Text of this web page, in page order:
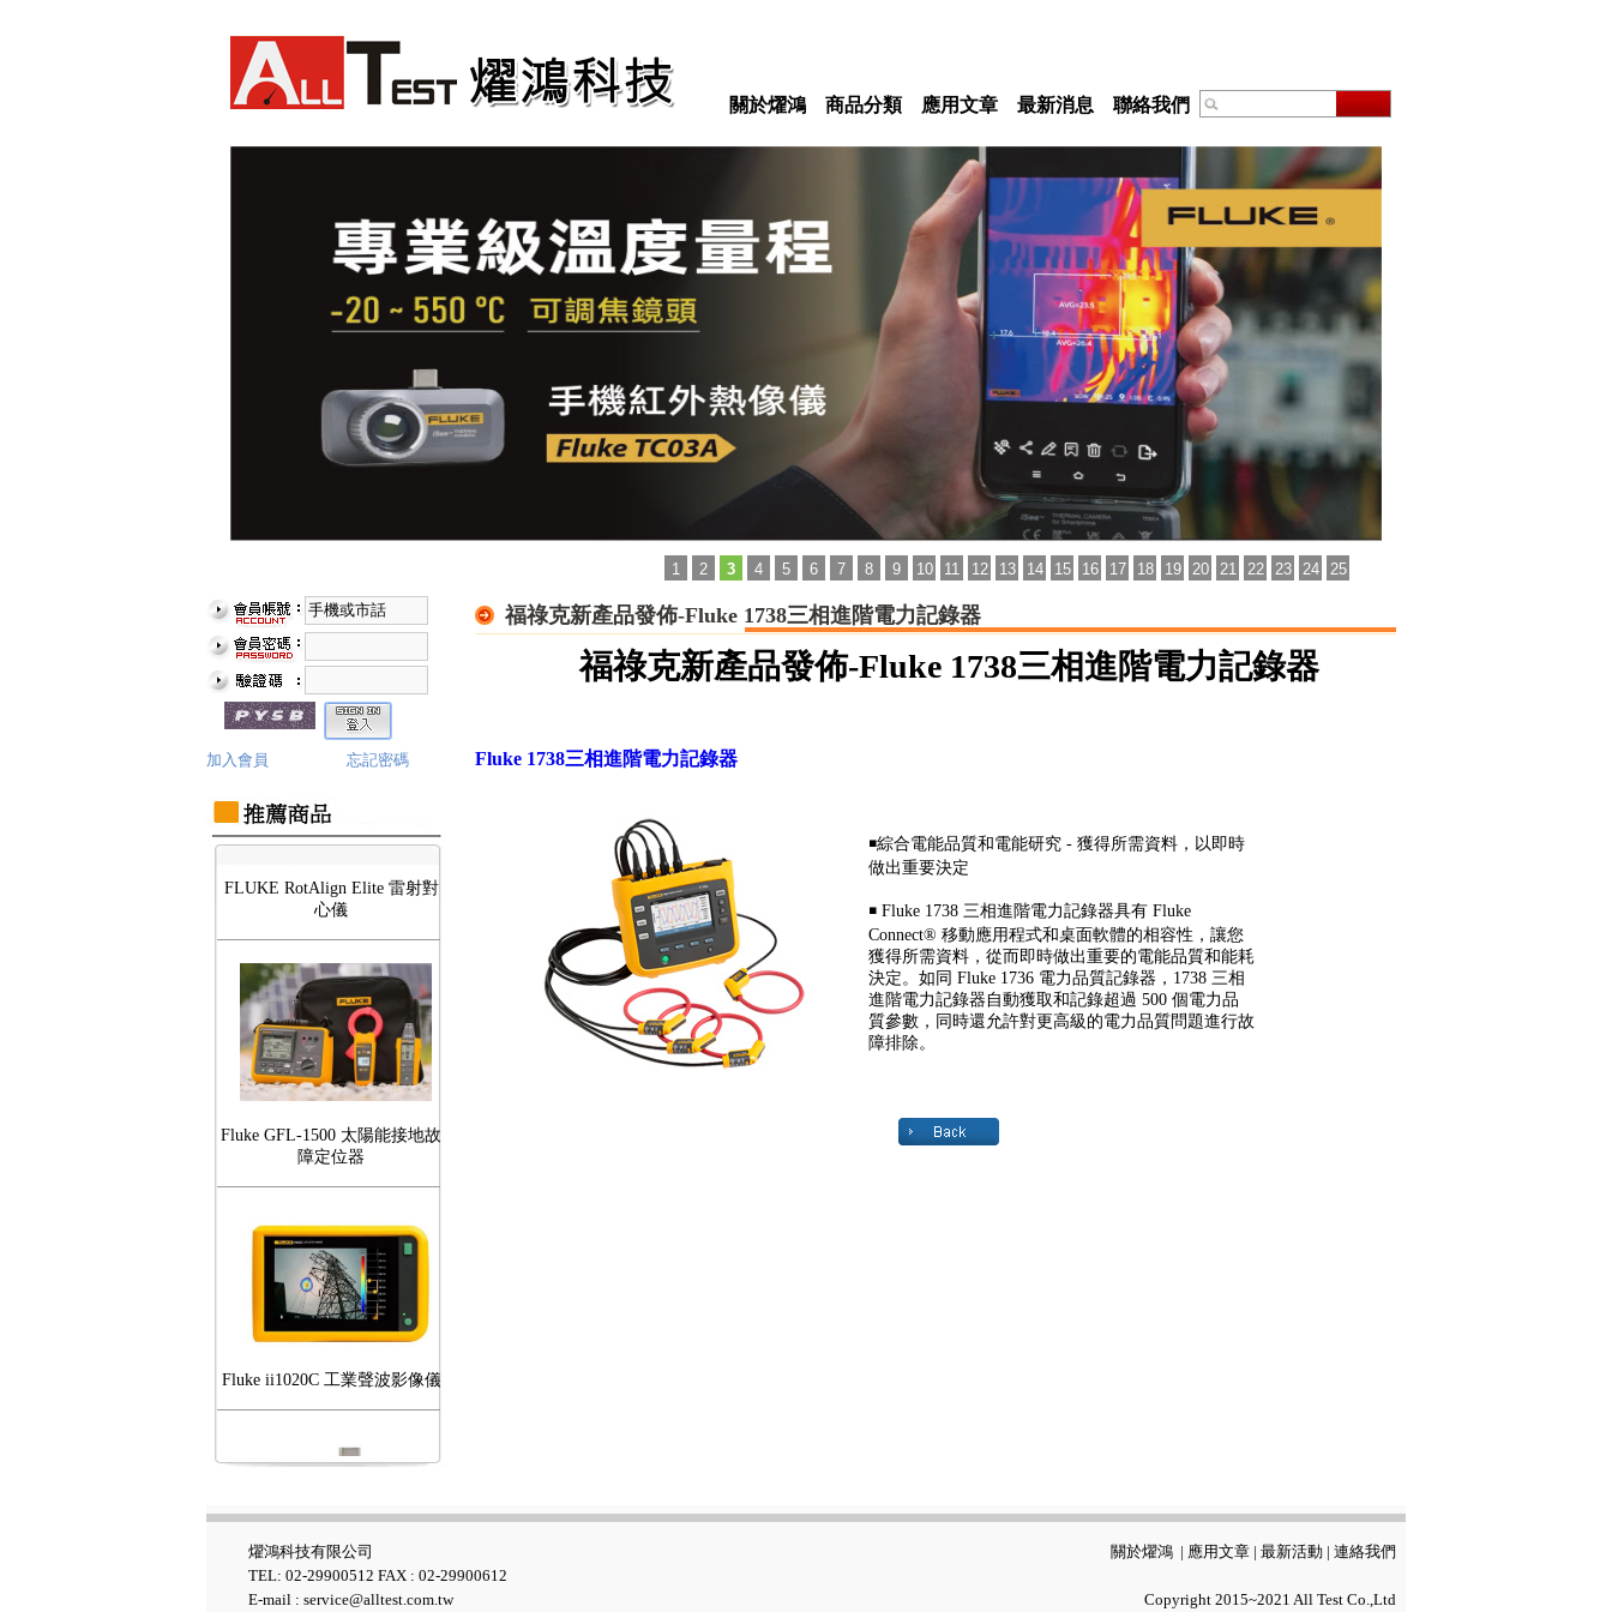
關於燿鴻 商品分類 應用文章 最新消息 聯絡我們
1 2 3 4 5 6 7 8 9 10 11 12 13 14 15 16 17 18 19 20 21 22 23 24 25
加入會員 忘記密碼
Fluke TiS75 PRO 紅外線熱影像
Fluke TiS55 PRO 紅外線熱影像
儀
心儀
障定位器
Fluke iSee™ 手機型紅外線熱影
像儀 - TC03A/TC03A PRO
福祿克新產品發佈-Fluke 1738三相進階電力記錄器
福祿克新產品發佈-Fluke 1738三相進階電力記錄器
Fluke 1738三相進階電力記錄器
￭綜合電能品質和電能研究 - 獲得所需資料，以即時
做出重要決定
￭ Fluke 1738 三相進階電力記錄器具有 Fluke
Connect® 移動應用程式和桌面軟體的相容性，讓您
獲得所需資料，從而即時做出重要的電能品質和能耗
決定。如同 Fluke 1736 電力品質記錄器，1738 三相
進階電力記錄器 自動獲取和記錄超過 500 個電力品
質參數，同時還允許對更高級的電力品質問題進行故
障排除。
燿鴻科技有限公司
TEL: 02-29900512 FAX : 02-29900612
E-mail : service@alltest.com.tw
關於燿鴻 | 應用文章 | 最新活動 | 連絡我們
Copyright 2015~2021 All Test Co.,Ltd